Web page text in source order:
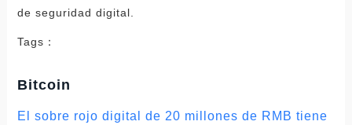
de seguridad digital.
Tags：
Bitcoin
El sobre rojo digital de 20 millones de RMB tiene